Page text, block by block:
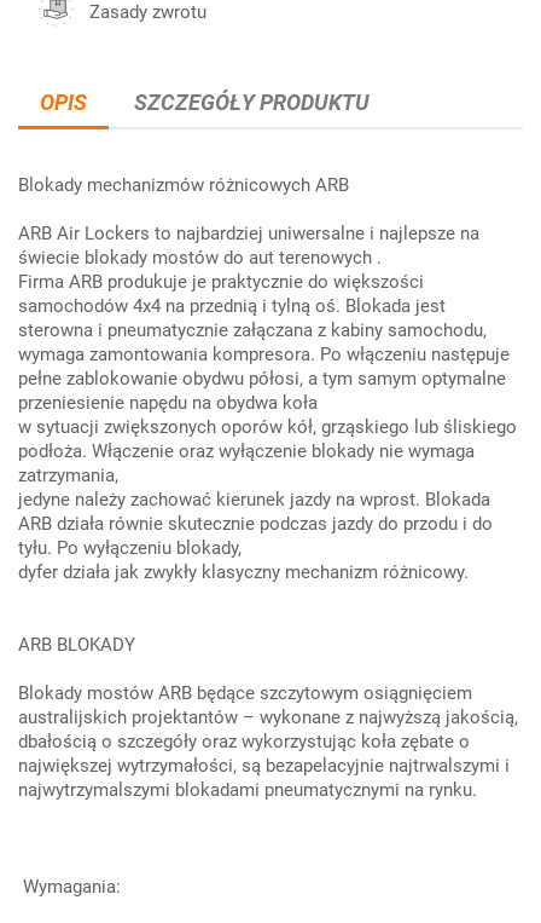
Zasady zwrotu
OPIS SZCZEGÓŁY PRODUKTU
Blokady mechanizmów różnicowych ARB
ARB Air Lockers to najbardziej uniwersalne i najlepsze na
świecie blokady mostów do aut terenowych .
Firma ARB produkuje je praktycznie do większości
samochodów 4x4 na przednią i tylną oś. Blokada jest
sterowna i pneumatycznie załączana z kabiny samochodu,
wymaga zamontowania kompresora. Po włączeniu następuje
pełne zablokowanie obydwu półosi, a tym samym optymalne
przeniesienie napędu na obydwa koła
w sytuacji zwiększonych oporów kół, grząskiego lub śliskiego
podłoża. Włączenie oraz wyłączenie blokady nie wymaga
zatrzymania,
jedyne należy zachować kierunek jazdy na wprost. Blokada
ARB działa równie skutecznie podczas jazdy do przodu i do
tyłu. Po wyłączeniu blokady,
dyfer działa jak zwykły klasyczny mechanizm różnicowy.
ARB BLOKADY
Blokady mostów ARB będące szczytowym osiągnięciem
australijskich projektantów – wykonane z najwyższą jakością,
dbałością o szczegóły oraz wykorzystując koła zębate o
największej wytrzymałości, są bezapelacyjnie najtrwalszymi i
najwytrzymalszymi blokadami pneumatycznymi na rynku.
Wymagania: